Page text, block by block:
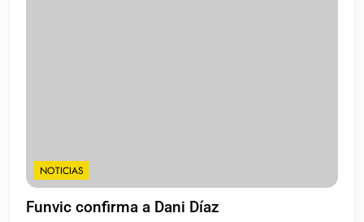
NOTICIAS
Funvic confirma a Dani Díaz